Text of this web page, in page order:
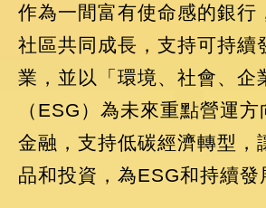
作為一間富有使命感的銀行
社區共同成長，支持可持續
業，並以「環境、社會、企
（ESG）為未來重點營運
金融，支持低碳經濟轉型，
品和投資，為ESG和持續發